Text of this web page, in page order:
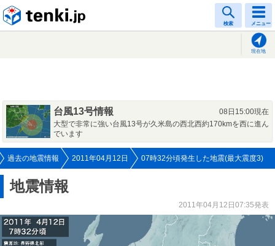
検索 メニュー
現在地
台風13号情報
08日15:00現在
大型で非常に強い台風13号が久米島の西北西約170kmを西に進ん
でいます
過去の地震情報 2011年04月12日 07時32分頃発生した地震(最大震度3)
地震情報
2011年04月12日07:35発表